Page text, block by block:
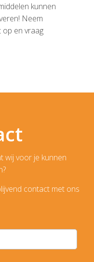
kunnen
Neem
op en vraag
wij voor je kunnen
contact met ons